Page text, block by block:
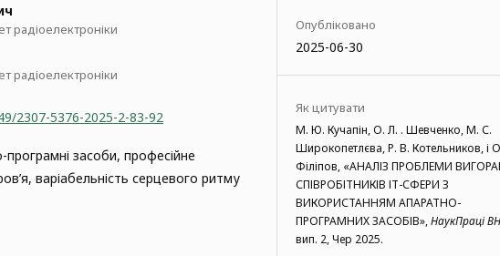
радіоелектроніки
радіоелектроніки
2307-5376-2025-2-83-92
програмні засоби, професійне
варіабельність серцевого ритму
Опубліковано
2025-06-30
Як цитувати
М. Ю. Кучапін, О. Л. . Шевченко, М. С.
Широкопетлєва, Р. В. Котельников, і
Філіпов, «АНАЛІЗ ПРОБЛЕМИ
СПІВРОБІТНИКІВ ІТ-СФЕРИ З
ВИКОРИСТАННЯМ АПАРАТНО-
ПРОГРАМНИХ ЗАСОБІВ»,НаукПраці
вип. 2, Чер 2025.